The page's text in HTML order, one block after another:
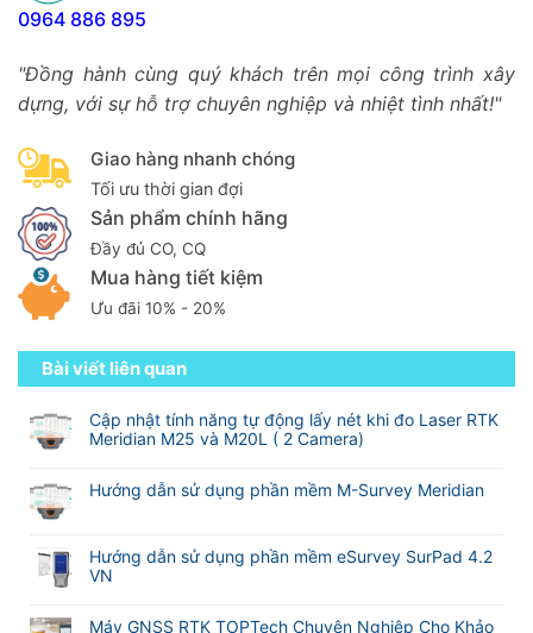
0964 886 895
"Đồng hành cùng quý khách trên mọi công trình xây
dựng, với sự hỗ trợ chuyên nghiệp và nhiệt tình nhất!"
Giao hàng nhanh chóng
Tối ưu thời gian đợi
Sản phẩm chính hãng
Đầy đủ CO, CQ
Mua hàng tiết kiệm
Ưu đãi 10% - 20%
Bài viết liên quan
Cập nhật tính năng tự động lấy nét khi đo Laser RTK
Meridian M25 và M20L ( 2 Camera)
có
bình
Cập
nhật
Hướng dẫn sử dụng phần mềm M-Survey Meridian
bình
luận
dẫn
Hướng dẫn sử dụng phần mềm eSurvey SurPad 4.2
VN
có
Máy GNSS RTK TOPTech Chuyên Nghiệp Cho Khảo